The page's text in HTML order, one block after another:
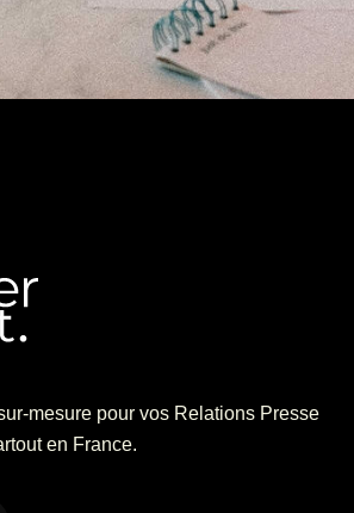
mesure pour vos Relations Presse
en France.